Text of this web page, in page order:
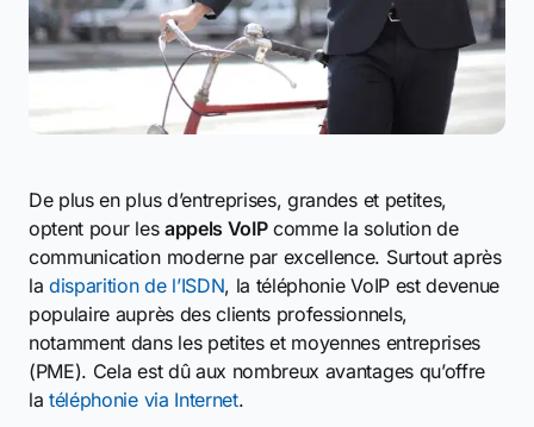
De plus en plus d’entreprises, grandes et petites,
optent pour les appels VoIPcomme la solution de
communication moderne par excellence. Surtout après
ladisparition de l’ISDN, la téléphonie VoIP est devenue
populaire auprès des clients professionnels,
notamment dans les petites et moyennes entreprises
(PME). Cela est dû aux nombreux avantages qu’offre
latéléphonie via Internet.